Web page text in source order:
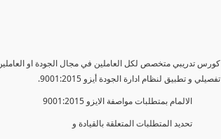
كورس تدريبي متخصص لكل العاملين في مجال الجودة او
تفصيلي و تطبيق لنظام ادارة الجودة أيزو 9001:2015.
الالمام بمتطلبات مواصفة الايزو 9001:2015
تحديد المتطلبات المتعلقة بالقيادة و